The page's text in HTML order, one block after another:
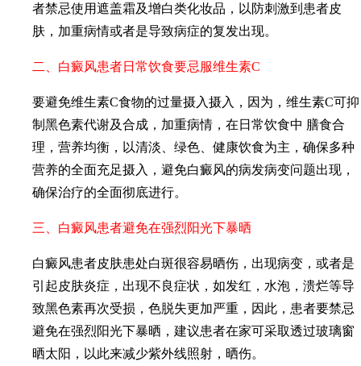
者禁忌使用遮盖霜及增白类化妆品，以防刺激到患者皮
肤，加重病情或者是导致病症的复发出现。
二、白癜风患者日常饮食要忌服维生素C
要避免维生素C食物的过量摄入摄入，因为，维生素C可抑
制黑色素代谢及合成，加重病情，在日常饮食中 膳食合
理，营养均衡，以清淡、绿色、健康饮食为主，确保多种
营养的全面充足摄入，避免白癜风的病发病变问题出现，
确保治疗的全面彻底进行。
三、白癜风患者避免在强烈阳光下暴晒
白癜风患者皮肤患处白斑很容易晒伤，出现病变，或者是
引起皮肤炎症，出现不良症状，如发红，水泡，溃烂等导
致黑色素再次受损，色脱失更加严重，因此，患者要禁忌
避免在强烈阳光下暴晒，建议患者在家可采取透过玻璃窗
晒太阳，以此来减少紫外线照射，晒伤。